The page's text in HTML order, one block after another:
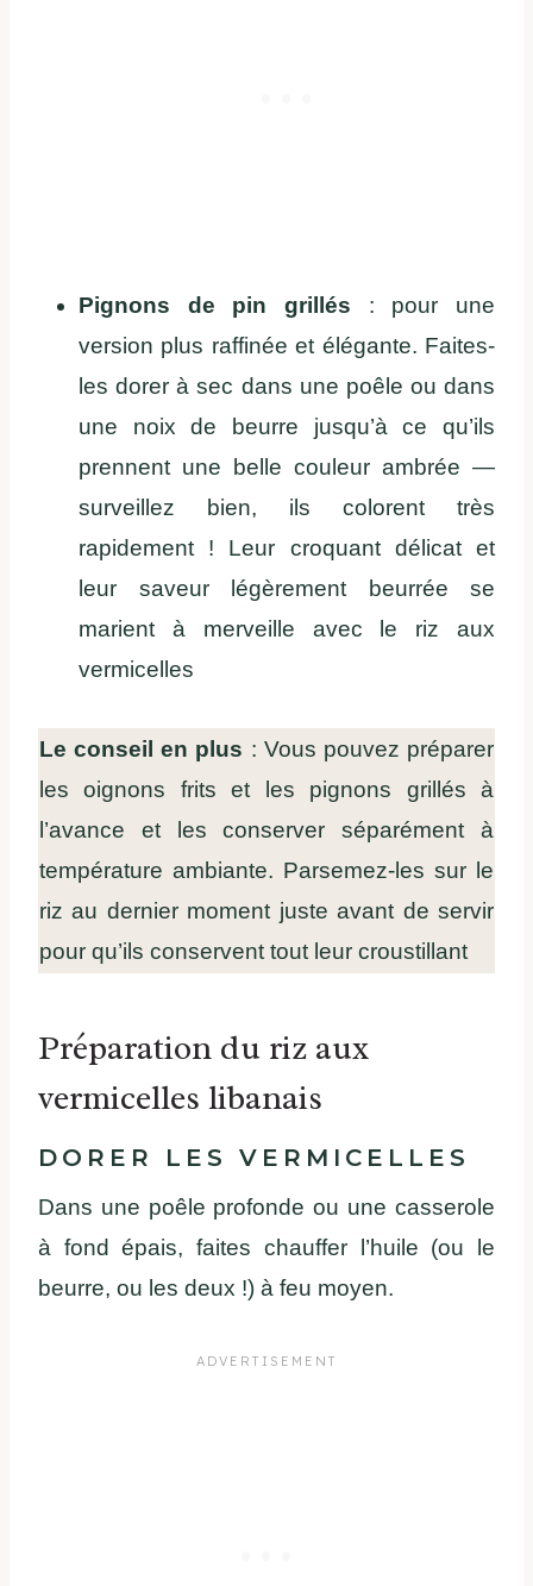
Pignons de pin grillés : pour une
version plus raffinée et élégante. Faites-
les dorer à sec dans une poêle ou dans
une noix de beurre jusqu’à ce qu’ils
prennent une belle couleur ambrée —
surveillez bien, ils colorent très
rapidement ! Leur croquant délicat et
leur saveur légèrement beurrée se
marient à merveille avec le riz aux
vermicelles
Le conseil en plus : Vous pouvez préparer
les oignons frits et les pignons grillés à
l’avance et les conserver séparément à
température ambiante. Parsemez-les sur le
riz au dernier moment juste avant de servir
pour qu’ils conservent tout leur croustillant
Préparation du riz aux
vermicelles libanais
DORER LES VERMICELLES
Dans une poêle profonde ou une casserole
à fond épais, faites chauffer l’huile (ou le
beurre, ou les deux !) à feu moyen.